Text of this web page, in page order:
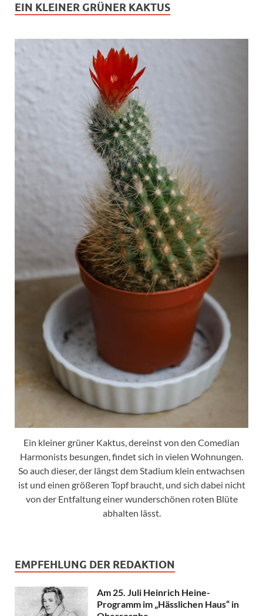
EIN KLEINER GRÜNER KAKTUS
Ein kleiner grüner Kaktus, dereinst von den Comedian
Harmonists besungen, findet sich in vielen Wohnungen.
So auch dieser, der längst dem Stadium klein entwachsen
ist und einen größeren Topf braucht, und sich dabei nicht
von der Entfaltung einer wunderschönen roten Blüte
abhalten lässt.
EMPFEHLUNG DER REDAKTION
Am 25. Juli Heinrich Heine-
Programm im „Hässlichen Haus“ in